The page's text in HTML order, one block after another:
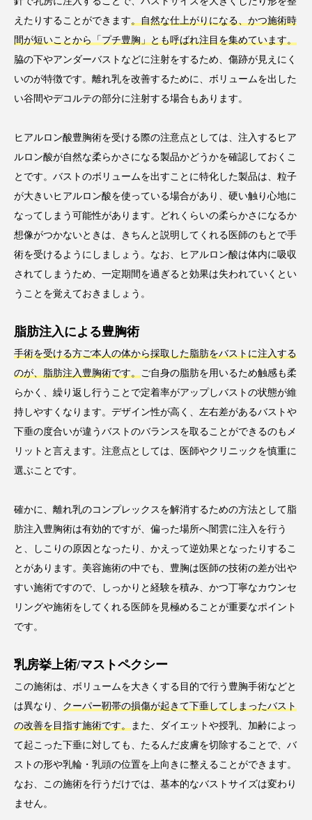
えたりすることができます。自然な仕上がりになる、かつ施術時
間が短いことから「プチ豊胸」とも呼ばれ注目を集めています。
脇の下やアンダーバストなどに注射をするため、傷跡が見えにく
いのが特徴です。離れ乳を改善するために、ボリュームを出した
い谷間やデコルテの部分に注射する場合もあります。
ヒアルロン酸豊胸術を受ける際の注意点としては、注入するヒア
ルロン酸が自然な柔らかさになる製品かどうかを確認しておくこ
とです。バストのボリュームを出すことに特化した製品は、粒子
が大きいヒアルロン酸を使っている場合があり、硬い触り心地に
なってしまう可能性があります。どれくらいの柔らかさになるか
想像がつかないときは、きちんと説明してくれる医師のもとで手
術を受けるようにしましょう。なお、ヒアルロン酸は体内に吸収
されてしまうため、一定期間を過ぎると効果は失われていくとい
うことを覚えておきましょう。
脂肪注入による豊胸術
手術を受ける方ご本人の体から採取した脂肪をバストに注入する
のが、脂肪注入豊胸術です。ご自身の脂肪を用いるため触感も柔
らかく、繰り返し行うことで定着率がアップしバストの状態が維
持しやすくなります。デザイン性が高く、左右差があるバストや
下垂の度合いが違うバストのバランスを取ることができるのもメ
リットと言えます。注意点としては、医師やクリニックを慎重に
選ぶことです。
確かに、離れ乳のコンプレックスを解消するための方法として脂
肪注入豊胸術は有効的ですが、偏った場所へ闇雲に注入を行う
と、しこりの原因となったり、かえって逆効果となったりするこ
とがあります。美容施術の中でも、豊胸は医師の技術の差が出や
すい施術ですので、しっかりと経験を積み、かつ丁寧なカウンセ
リングや施術をしてくれる医師を見極めることが重要なポイント
です。
乳房挙上術/マストペクシー
この施術は、ボリュームを大きくする目的で行う豊胸手術などと
は異なり、 クーパー靭帯の損傷が起きて下垂してしまったバスト
の改善を目指す施術です。また、ダイエットや授乳、加齢によっ
て起こった下垂に対しても、たるんだ皮膚を切除することで、バ
ストの形や乳輪・乳頭の位置を上向きに整えることができます。
なお、この施術を行うだけでは、基本的なバストサイズは変わり
ません。